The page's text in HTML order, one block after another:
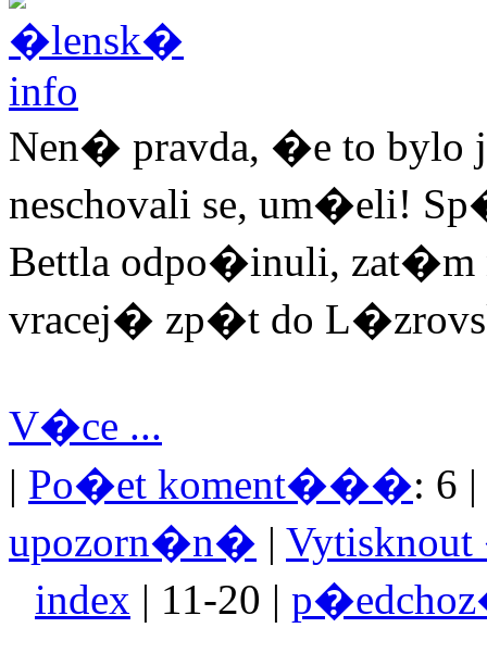
Nen� pravda, �e to bylo
neschovali se, um�eli!
Bettla odpo�inuli, zat�m
vracej� zp�t do
V�ce ...
| Po�et koment���: 6 |
upozorn�n� |
index | 11-20 |